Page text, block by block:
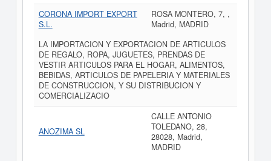
CORONA IMPORT EXPORT
S.L.
ROSA MONTERO, 7, ,
Madrid, MADRID
LA IMPORTACION Y EXPORTACION DE ARTICULOS
DE REGALO, ROPA, JUGUETES, PRENDAS DE
VESTIR ARTICULOS PARA EL HOGAR, ALIMENTOS,
BEBIDAS, ARTICULOS DE PAPELERIA Y MATERIALES
DE CONSTRUCCION, Y SU DISTRIBUCION Y
COMERCIALIZACIO
ANOZIMA SL
CALLE ANTONIO
TOLEDANO, 28,
28028, Madrid,
MADRID